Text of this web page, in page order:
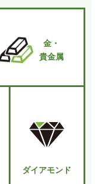
金・
貴金属
ダイアモンド